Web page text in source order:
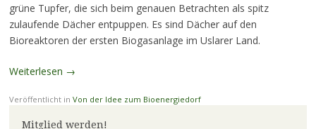
grüne Tupfer, die sich beim genauen Betrachten als spitz
zulaufende Dächer entpuppen. Es sind Dächer auf den
Bioreaktoren der ersten Biogasanlage im Uslarer Land.
Weiterlesen →
Veröffentlicht in Von der Idee zum Bioenergiedorf
Mitglied werden!